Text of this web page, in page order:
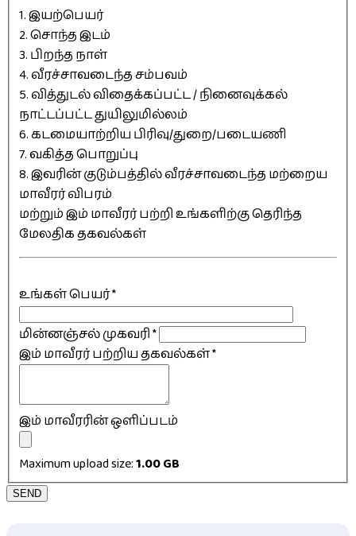
1. இயற்பெயர்
2. சொந்த இடம்
3. பிறந்த நாள்
4. வீரச்சாவடைந்த சம்பவம்
5. வித்துடல் விதைக்கப்பட்ட / நினைவுக்கல்
நாட்டப்பட்ட துயிலுமில்லம்
6. கடமையாற்றிய பிரிவு/துறை/படையணி
7. வகித்த பொறுப்பு
8. இவரின் குடும்பத்தில் வீரச்சாவடைந்த மற்றைய
மாவீரர் விபரம்
மற்றும் இம் மாவீரர் பற்றி உங்களிற்கு தெரிந்த
மேலதிக தகவல்கள்
உங்கள் பெயர்*
மின்னஞ்சல் முகவரி*
இம் மாவீரர் பற்றிய தகவல்கள்*
இம் மாவீரரின் ஒளிப்படம்
Maximum upload size:1.00 GB
SEND